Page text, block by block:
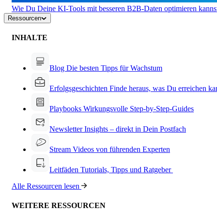
Wie Du Deine KI-Tools mit besseren B2B-Daten optimieren
Ressourcen
INHALTE
Blog Die besten Tipps für Wachstum
Erfolgsgeschichten Finde heraus, was Du erreichen
Playbooks Wirkungsvolle Step-by-Step-Guides
NewsletterInsights – direkt in Dein Postfach
Stream Videos von führenden Experten
Leitfäden Tutorials, Tipps und Ratgeber
Alle Ressourcen lesen
WEITERE RESSOURCEN